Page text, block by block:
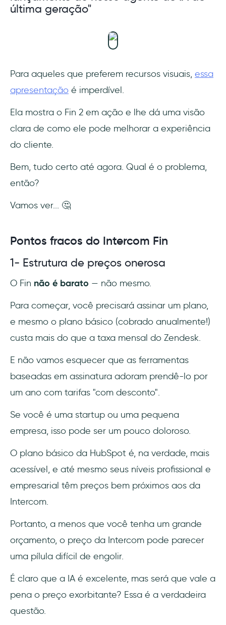
última geração"‍
Para aqueles que preferem recursos visuais, essa
apresentação é imperdível.
Ela mostra o Fin 2 em ação e lhe dá uma visão
clara de como ele pode melhorar a experiência
do cliente.
Bem, tudo certo até agora. Qual é o problema,
então?
Vamos ver... 🤔
Pontos fracos do Intercom Fin
1- Estrutura de preços onerosa
O Fin não é barato — não mesmo.
Para começar, você precisará assinar um plano,
e mesmo o plano básico (cobrado anualmente!)
custa mais do que a taxa mensal do Zendesk.
E não vamos esquecer que as ferramentas
baseadas em assinatura adoram prendê-lo por
um ano com tarifas "com desconto".
Se você é uma startup ou uma pequena
empresa, isso pode ser um pouco doloroso.
O plano básico da HubSpot é, na verdade, mais
acessível, e até mesmo seus níveis profissional e
empresarial têm preços bem próximos aos da
Intercom.
Portanto, a menos que você tenha um grande
orçamento, o preço da Intercom pode parecer
uma pílula difícil de engolir.
É claro que a IA é excelente, mas será que vale a
pena o preço exorbitante? Essa é a verdadeira
questão.